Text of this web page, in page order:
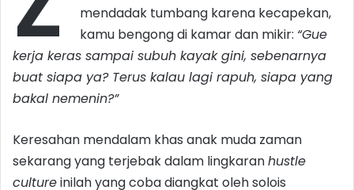
mendadak tumbang karena kecapekan,
kamu bengong di kamar dan mikir: “Gue
kerja keras sampai subuh kayak gini, sebenarnya
buat siapa ya? Terus kalau lagi rapuh, siapa yang
bakal nemenin?”
Keresahan mendalam khas anak muda zaman
sekarang yang terjebak dalam lingkaranhustle
cultureinilah yang coba diangkat oleh solois